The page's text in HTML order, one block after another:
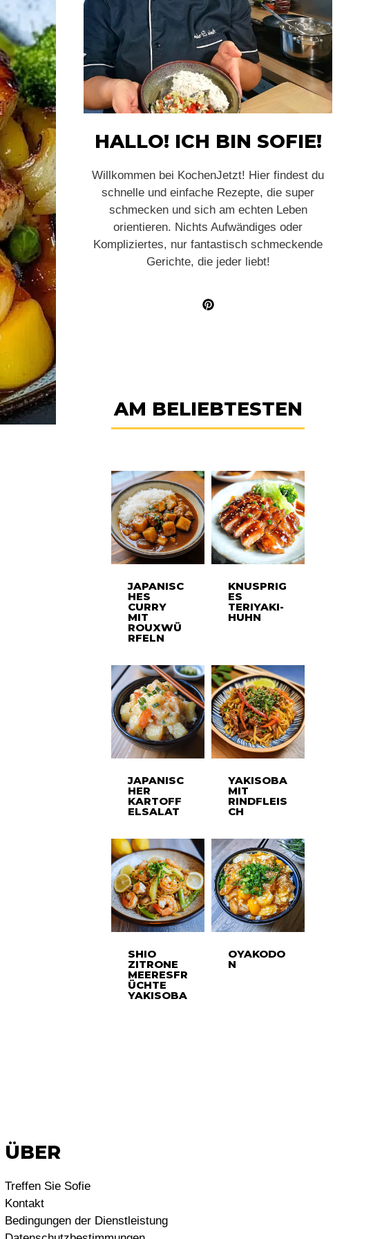
HALLO! ICH BIN SOFIE!
Willkommen bei KochenJetzt! Hier findest du
schnelle und einfache Rezepte, die super
schmecken und sich am echten Leben
orientieren. Nichts Aufwändiges oder
Kompliziertes, nur fantastisch schmeckende
Gerichte, die jeder liebt!
AM BELIEBTESTEN
JAPANISC
HES
CURRY
MIT
ROUXWÜ
RFELN
KNUSPRIG
ES
TERIYAKI-
HUHN
JAPANISC
HER
KARTOFF
ELSALAT
YAKISOBA
MIT
RINDFLEIS
CH
SHIO
ZITRONE
MEERESFR
ÜCHTE
YAKISOBA
OYAKODO
N
ÜBER
Treffen Sie Sofie
Kontakt
Bedingungen der Dienstleistung